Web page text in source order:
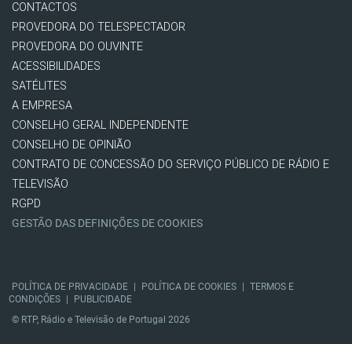
CONTACTOS
PROVEDORA DO TELESPECTADOR
PROVEDORA DO OUVINTE
ACESSIBILIDADES
SATÉLITES
A EMPRESA
CONSELHO GERAL INDEPENDENTE
CONSELHO DE OPINIÃO
CONTRATO DE CONCESSÃO DO SERVIÇO PÚBLICO DE RÁDIO E
TELEVISÃO
RGPD
GESTÃO DAS DEFINIÇÕES DE COOKIES
POLÍTICA DE PRIVACIDADE POLÍTICA DE COOKIES
TERMOS E
CONDIÇÕES
PUBLICIDADE
© RTP, Rádio e Televisão de Portugal 2026